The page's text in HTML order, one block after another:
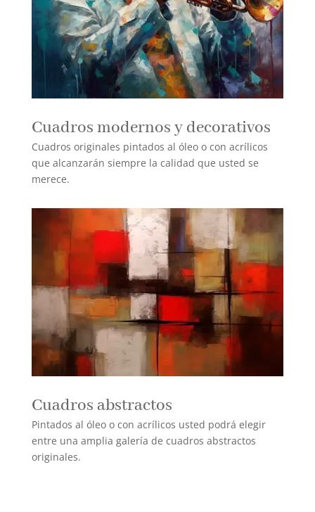
Cuadros modernos y decorativos
Cuadros originales pintados al óleo o con acrílicos
que alcanzarán siempre la calidad que usted se
merece.
Cuadros abstractos
Pintados al óleo o con acrílicos usted podrá elegir
entre una amplia galería de cuadros abstractos
originales.